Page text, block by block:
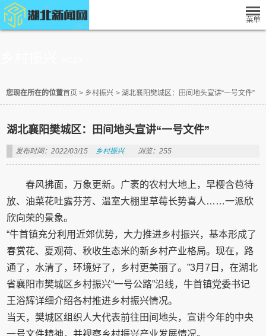
您现在所在的位置首页 > 乡村振兴 > 湖北襄阳樊城区：田间地头宣讲“一号文件”
湖北襄阳樊城区：田间地头宣讲“一号文件”
发布时间：2022/03/15 乡村振兴 浏览：255
春风拂面，万象更新。广袤的农村大地上，早樱含苞待
放、油菜花吐露芬芳、温室大棚里草莓长势喜人……一派欣
欣向荣的景象。
“牛首镇充分利用近郊优势，大力推进乡村振兴，基本形成了
春赏花、夏观荷、秋收生态米的新乡村产业格局。现在，路
通了，水清了，环境好了，乡村更美丽了。”3月7日，在湖北
省襄阳市樊城区乡村振兴“一号公路”沿线，牛首镇党委书记
王浴辉详细介绍各村推进乡村振兴情况。
当天，樊城区组织人大代表前往田间地头，宣讲今年的中央
一号文件精神，并视察乡村振兴产业发展情况。